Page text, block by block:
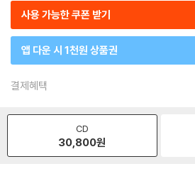
사용 가능한 쿠폰 받기
앱 다운 시 1천원 상품권
결제혜택
CD
30,800원